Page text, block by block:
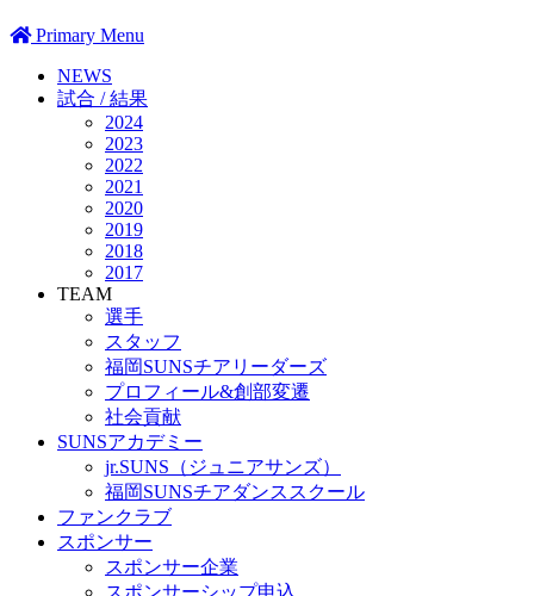
Primary Menu
NEWS
試合 / 結果
2024
2023
2022
2021
2020
2019
2018
2017
TEAM
選手
スタッフ
福岡SUNSチアリーダーズ
プロフィール&創部変遷
社会貢献
SUNSアカデミー
jr.SUNS（ジュニアサンズ）
福岡SUNSチアダンススクール
ファンクラブ
スポンサー
スポンサー企業
スポンサーシップ申込